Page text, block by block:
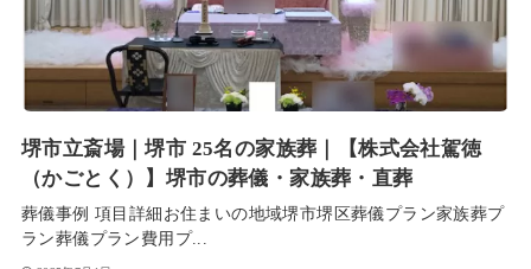
堺市立斎場｜堺市 25名の家族葬｜【株式会社駕徳
（かごとく）】堺市の葬儀・家族葬・直葬
葬儀事例 項目詳細お住まいの地域堺市堺区葬儀プラン家族葬プ
ラン葬儀プラン費用プ...